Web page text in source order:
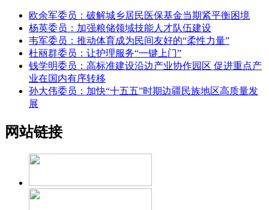
欧余军委员：破解城乡居民医保基金当期紧平衡困境
杨英委员：加强粮储领域技能人才队伍建设
韦军委员：推动体育成为民间友好的“柔性力量”
杜丽群委员：让护理服务“一键上门”
钱学明委员：高标准建设沿边产业协作园区 促进重点产
业在国内有序转移
孙大伟委员：加快“十五五”时期边疆民族地区高质量发
展
网站链接